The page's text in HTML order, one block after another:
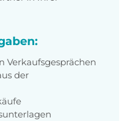
Verkaufsgesprächen
der